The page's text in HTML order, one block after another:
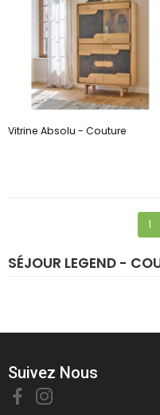
SÉJOUR LEGEND -
Vitrine Absolu - Couture
1
Suivez Nous